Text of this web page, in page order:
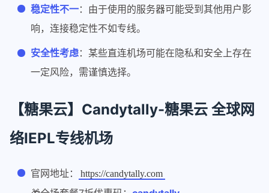
稳定性不一：由于使用的服务器可能受到其他用户影
响，连接稳定性不如专线。
安全性考虑：某些直连机场可能在隐私和安全上存在
一定风险，需谨慎选择。
【糖果云】Candytally-糖果云 全球网
络IEPL专线机场
官网地址： https://candytally.com